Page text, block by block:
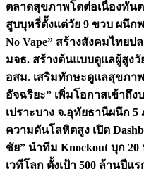
ตลาดสุขภาพโตต่อเนื่องทันต
สูบบุหรี่ตั้งแต่วัย 9 ขวบ ผนึกพ
No Vape” สร้างสังคมไทย
มจธ. สร้างต้นแบบดูแลผู้สูงวั
อสม. เสริมทักษะดูแลสุขภาพ
อัจฉริยะ” เพิ่มโอกาสเข้าถึ
เปราะบาง จ.อุทัยธานีผนึก 5
ความดันโลหิตสูง เปิด
ชัย” นำทีม Knockout บุก
เวทีโลก ตั้งเป้า 500 ล้านปีแร